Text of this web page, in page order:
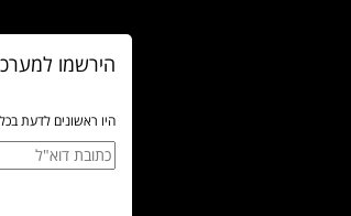
הירשמו
היו ראשונים לדעת